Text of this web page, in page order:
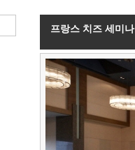
프랑스 치즈 세미나